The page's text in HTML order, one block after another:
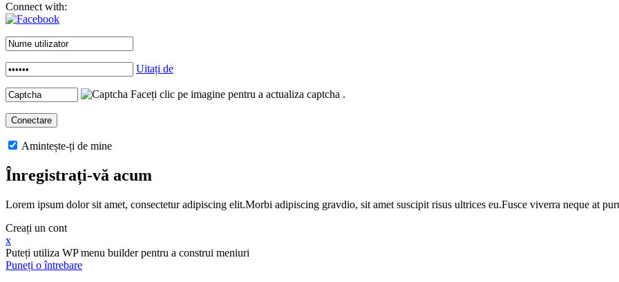
Connect with:
Uitați de
Faceți clic pe imagine pentru a actualiza captcha .
Amintește-ți de mine
Înregistrați-vă acum
Lorem ipsum dolor sit amet, consectetur adipiscing elit.Morbi adipiscing gravdio, sit amet suscipit risus ultrices eu.Fusce viverra neque at
Creați un cont
x
Puteți utiliza WP menu builder pentru a construi meniuri
Puneți o întrebare